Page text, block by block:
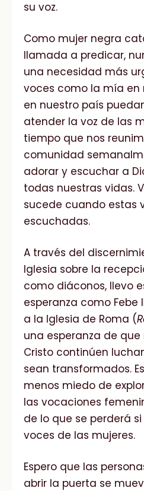
su voz.
Como mujer negra
llamada a predicar,
una necesidad más
voces como la mía en
en nuestro país
atender la voz de las
tiempo que nos
comunidad
adorar y escuchar a
todas nuestras vidas.
sucede cuando estas
escuchadas.
A través del
Iglesia sobre la
como diáconos, llevo
esperanza como
a la Iglesia de Roma (
una esperanza de
Cristo continúen
sean transformados.
menos miedo de
las vocaciones
de lo que se perderá
voces de las mujeres.
Espero que las
abrir la puerta se